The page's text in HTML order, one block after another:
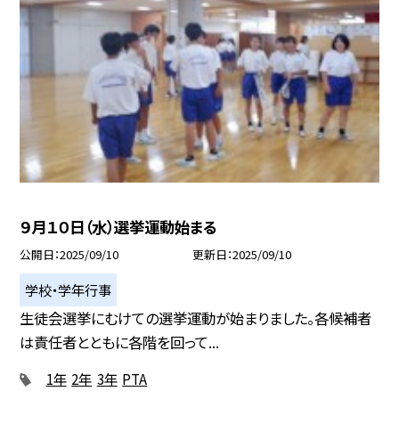
９月１０日（水）選挙運動始まる
公開日 2025/09/10 更新日 2025/09/10
学校・学年行事
生徒会選挙にむけての選挙運動が始まりました。各候補者
は責任者とともに各階を回って...
1年 2年 3年 PTA